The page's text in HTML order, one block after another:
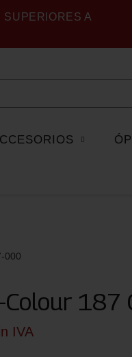
SUPERIORES A
000
Colour 187
IVA